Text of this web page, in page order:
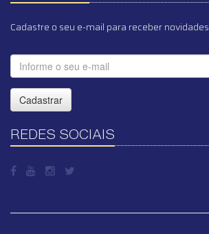
Cadastre o seu e-mail para receber novidades
Cadastrar
REDES SOCIAIS